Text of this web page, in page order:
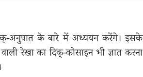
अनुपात के बारे में अध्ययन करेंगे। इसके
रेखा का दिक्-कोसाइन भी ज्ञात करना